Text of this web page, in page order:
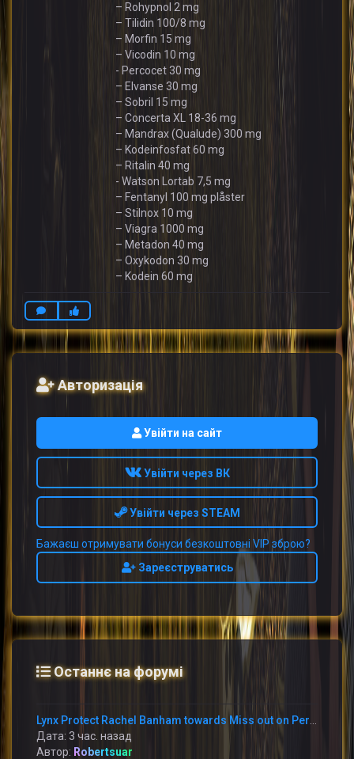
– Rohypnol 2 mg
– Tilidin 100/8 mg
– Morfin 15 mg
– Vicodin 10 mg
- Percocet 30 mg
– Elvanse 30 mg
– Sobril 15 mg
– Concerta XL 18-36 mg
– Mandrax (Qualude) 300 mg
– Kodeinfosfat 60 mg
– Ritalin 40 mg
- Watson Lortab 7,5 mg
– Fentanyl 100 mg plåster
– Stilnox 10 mg
– Viagra 1000 mg
– Metadon 40 mg
– Oxykodon 30 mg
– Kodein 60 mg
Авторизація
Увійти на сайт
Увійти через ВК
Увійти через STEAM
Бажаєш отримувати бонуси безкоштовні VIP зброю?
Зареєструватись
Останнє на форумі
Дата: 3 час. назад
Автор: Robertsuar